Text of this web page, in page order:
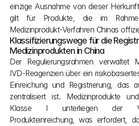
einzige Ausnahme von dieser
gilt für Produkte, die im
Medizinprodukt-Verfahren Chinas
Klassifizierungswege für die
Medizinprodukten in China
Der Regulierungsrahmen verwaltet
IVD-Reagenzien über ein
Einreichung und Registrierung, das
zentralisiert ist. Medizinprodukte
Klasse I unterliegen der
Produkteinreichung, was erfordert,